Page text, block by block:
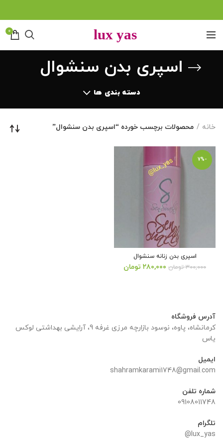
0
اسپری بدن سنشوال
دسته بندی ها
خانه محصولات برچسب خورده “اسپری بدن سنشوال”
-7%
اسپری بدن زنانه سنشوال
۳۰۰,۰۰۰ تومان قیمت
۲۸۰,۰۰۰ تومان
آدرس فروشگاه
کرمانشاه، پاوه، نوسود بازارچه مرزی غرفه 9، آرایشی بهداشتی لوکس
یاس
ایمیل
shahramkarami1748@gmail.com
شماره تلفن
09108011748
تلگرام
lux_yas@